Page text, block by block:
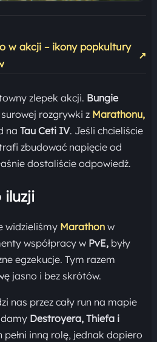
w akcji – ikony popkultury
↗
zlepek akcji. Bungie
rozgrywki z Marathonu,
na Tau Ceti IV. Jeśli chcieliście
zbudować napięcie od
dostaliście odpowiedź.
iluzji
widzieliśmy Marathonw
współpracy wPvE,były
egzekucje. Tym razem
jasno i bez skrótów.
nas przez cały run na mapie
Destroyera, Thiefa i
pełni inną rolę, jednak dopiero